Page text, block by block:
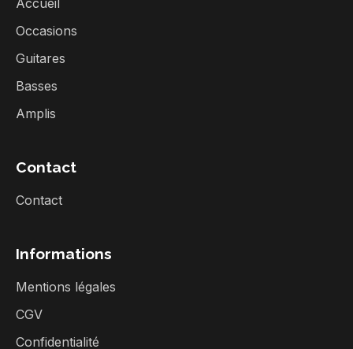
Accueil
Occasions
Guitares
Basses
Amplis
Contact
Contact
Informations
Mentions légales
CGV
Confidentialité